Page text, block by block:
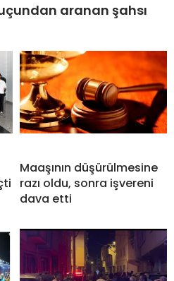
aranan şahsı
Maaşının düşürülmesine
razı oldu, sonra işvereni
dava etti